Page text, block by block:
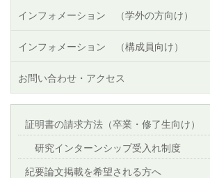
インフォメーション （学外の方向け）
インフォメーション （構成員向け）
お問い合わせ・アクセス
証明書の請求方法（卒業・修了生向け）
研究インターンシップ受入れ制度
紀要論文掲載を希望される方へ